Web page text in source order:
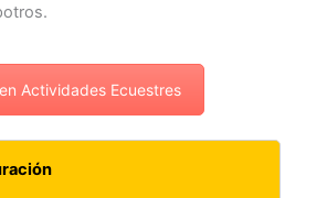
Actividades Ecuestres